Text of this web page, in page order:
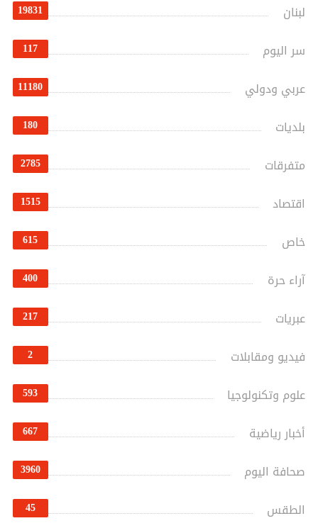
لبنان 19831
سر اليوم 117
عربي ودولي 11180
بلديات 180
متفرقات 2785
اقتصاد 1515
خاص 615
آراء حرة 400
عبريات 217
فيديو ومقابلات 2
علوم وتكنولوجيا 593
أخبار رياضية 667
صحافة اليوم 3960
الطقس 45